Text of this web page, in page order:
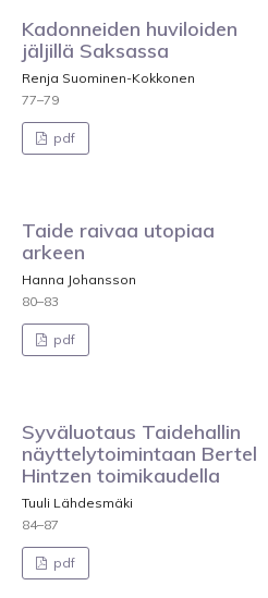
Kadonneiden huviloiden
jäljillä Saksassa
Renja Suominen-Kokkonen
77–79
pdf
Taide raivaa utopiaa
arkeen
Hanna Johansson
80–83
pdf
Syväluotaus Taidehallin
näyttelytoimintaan Bertel
Hintzen toimikaudella
Tuuli Lähdesmäki
84–87
pdf